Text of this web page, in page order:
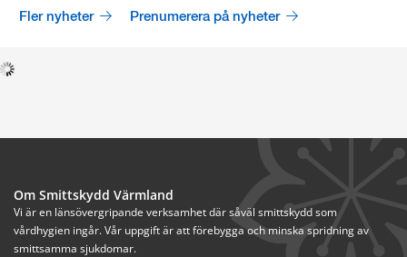
Fler nyheter Prenumerera på nyheter
Om Smittskydd Värmland
Vi är en länsövergripande verksamhet där såväl smittskydd som
vårdhygien ingår. Vår uppgift är att förebygga och minska spridning av
smittsamma sjukdomar.